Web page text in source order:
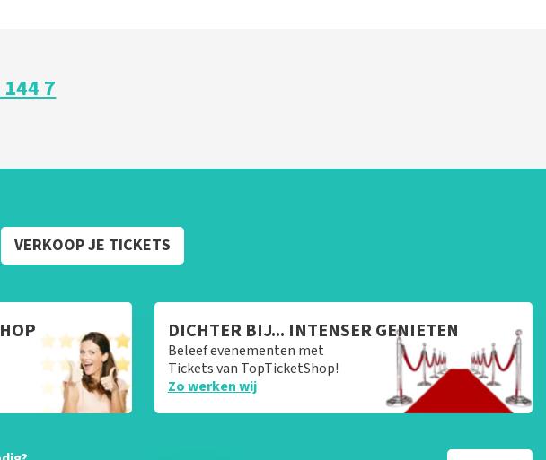
7
VERKOOP JE TICKETS
DICHTER BIJ... INTENSER GENIETEN
Beleef evenementen met
Tickets van TopTicketShop!
Zo werken wij